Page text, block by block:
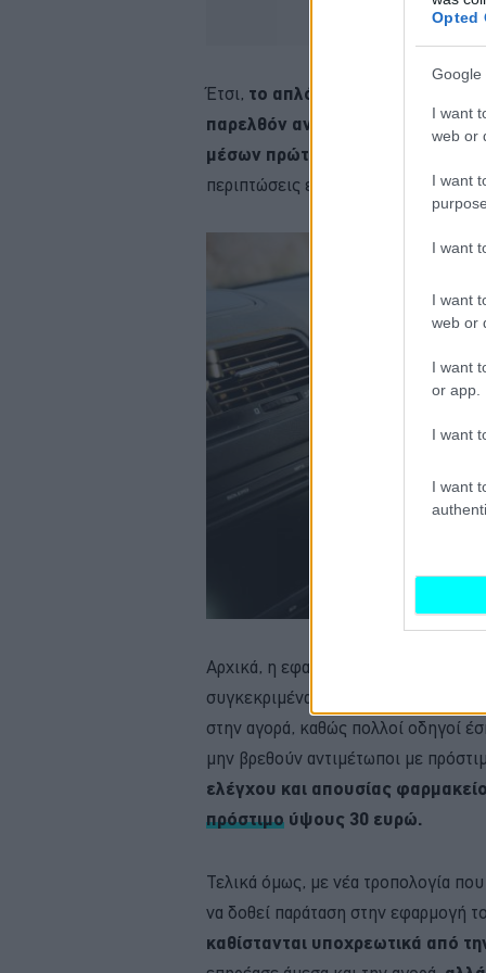
Opted
Google
I want
web or
I want
I want
I want
web or
I want
or app.
I want
I want
Έτσι, το απλό
παρελθόν αντικαθίσταται από
μέσων πρώτων βοηθειών,
περιπτώσεις έκτακτης ανάγκης.
Αρχικά, η εφαρμογή του νέου
συγκεκριμένα από την 1η Ιουλίου,
στην αγορά, καθώς πολλοί οδηγοί
μην βρεθούν αντιμέτωποι με
ελέγχου και απουσίας
πρόστιμο ύψους 30 ευρώ.
Τελικά όμως, με νέα τροπολογία
να δοθεί παράταση στην εφαρμογή
καθίστανται υποχρεωτικά από